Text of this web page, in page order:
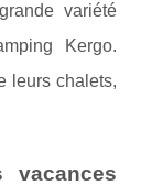
variété
Kergo.
leurs chalets,
vacances